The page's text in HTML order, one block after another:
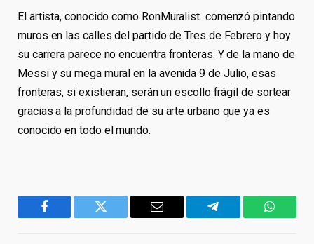
El artista, conocido como RonMuralist comenzó pintando
muros en las calles del partido de Tres de Febrero y hoy
su carrera parece no encuentra fronteras. Y de la mano de
Messi y su mega mural en la avenida 9 de Julio, esas
fronteras, si existieran, serán un escollo frágil de sortear
gracias a la profundidad de su arte urbano que ya es
conocido en todo el mundo.
Facebook Twitter Email Telegram